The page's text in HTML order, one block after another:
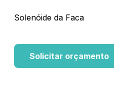
Solenóide da Faca
Solicitar orçamento